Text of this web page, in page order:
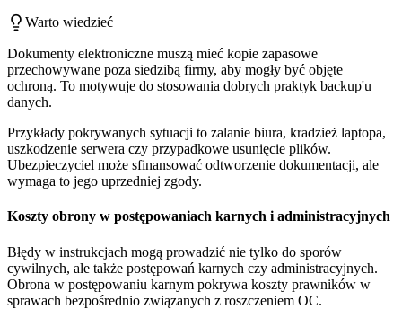
Warto wiedzieć
Dokumenty elektroniczne muszą mieć kopie zapasowe
przechowywane poza siedzibą firmy, aby mogły być objęte
ochroną. To motywuje do stosowania dobrych praktyk backup'u
danych.
Przykłady pokrywanych sytuacji to zalanie biura, kradzież laptopa,
uszkodzenie serwera czy przypadkowe usunięcie plików.
Ubezpieczyciel może sfinansować odtworzenie dokumentacji, ale
wymaga to jego uprzedniej zgody.
Koszty obrony w postępowaniach karnych i administracyjnych
Błędy w instrukcjach mogą prowadzić nie tylko do sporów
cywilnych, ale także postępowań karnych czy administracyjnych.
Obrona w postępowaniu karnym pokrywa koszty prawników w
sprawach bezpośrednio związanych z roszczeniem OC.